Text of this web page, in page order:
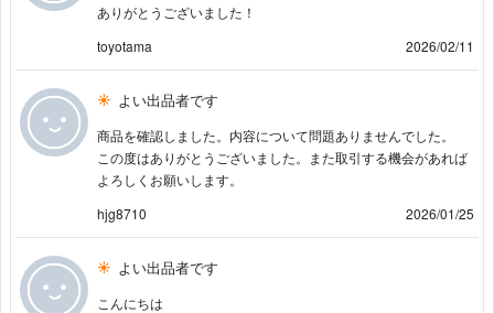
ありがとうございました！
toyotama
2026/02/11
よい出品者です
商品を確認しました。内容について問題ありませんでした。
この度はありがとうございました。また取引する機会があれば
よろしくお願いします。
hjg8710
2026/01/25
よい出品者です
こんにちは